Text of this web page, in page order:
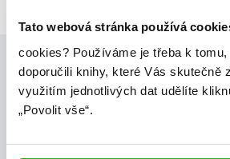
Tato webová stránka používá
cookies? Používáme je třeba k
doporučili knihy, které Vás skutečně
využitím jednotlivých dat udělíte
„Povolit vše“.
Posty, které by tě mohly